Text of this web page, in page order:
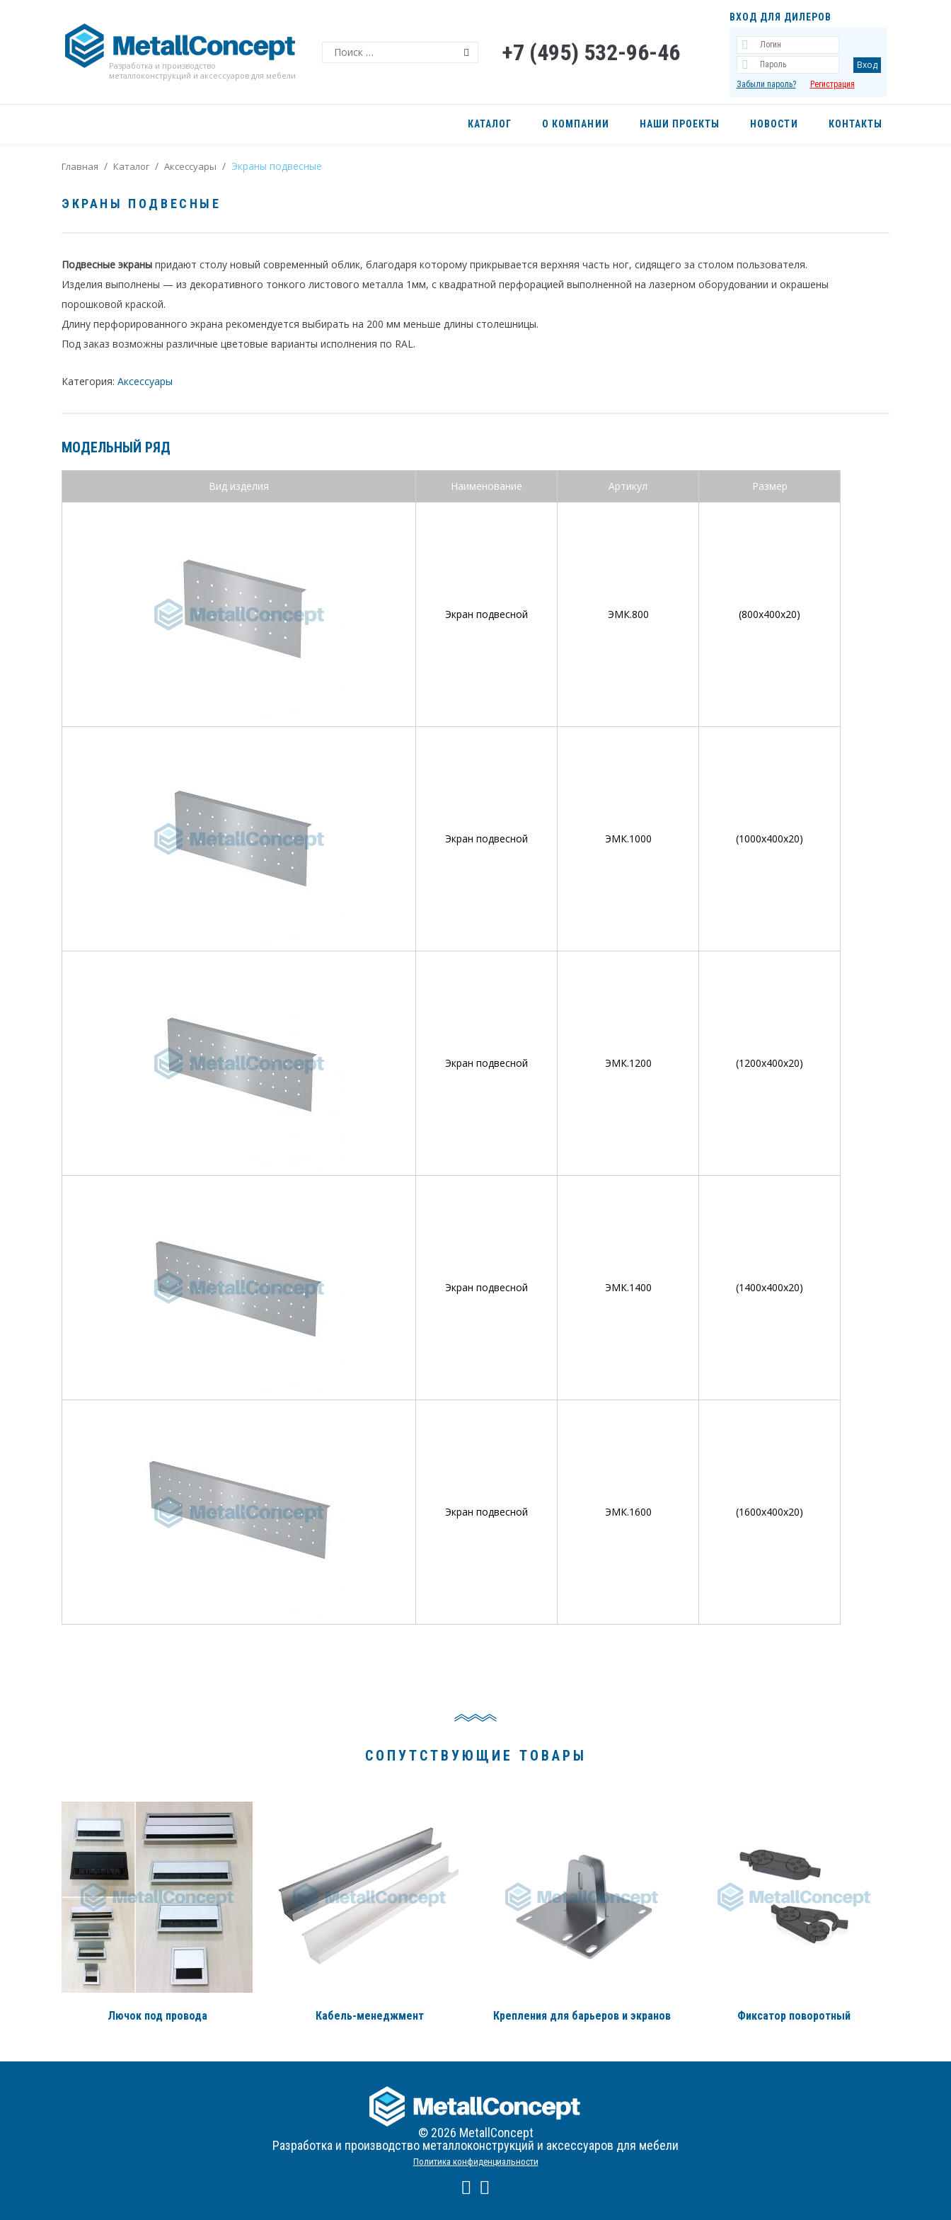
Разработка и производство
металлоконструкций и аксессуаров для мебели
Поиск +7 (495) 532-96-46
ВХОД ДЛЯ ДИЛЕРОВ
Забыли пароль? Регистрация
КАТАЛОГ О КОМПАНИИ НАШИ ПРОЕКТЫ НОВОСТИ КОНТАКТЫ
Главная / Каталог / Аксессуары / Экраны подвесные
ЭКРАНЫ ПОДВЕСНЫЕ
Подвесные экраны придают столу новый современный облик, благодаря которому прикрывается верхняя часть ног, сидящего за столом пользователя.
Изделия выполнены — из декоративного тонкого листового металла 1мм, с квадратной перфорацией выполненной на лазерном оборудовании и окрашены
порошковой краской.
Длину перфорированного экрана рекомендуется выбирать на 200 мм меньше длины столешницы.
Под заказ возможны различные цветовые варианты исполнения по RAL.
Категория: Аксессуары
МОДЕЛЬНЫЙ РЯД
Вид изделия Наименование Артикул Размер
Экран подвесной ЭМК.800 (800х400х20)
Экран подвесной ЭМК.1000 (1000х400х20)
Экран подвесной ЭМК.1200 (1200х400х20)
Экран подвесной ЭМК.1400 (1400х400х20)
Экран подвесной ЭМК.1600 (1600х400х20)
СОПУТСТВУЮЩИЕ ТОВАРЫ
Лючок под провода Кабель-менеджмент Крепления для барьеров и экранов Фиксатор поворотный
© 2026 MetallConcept
Разработка и производство металлоконструкций и аксессуаров для мебели
Политика конфиденциальности